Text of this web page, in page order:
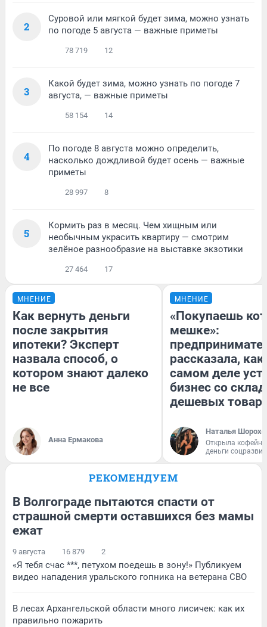
2
Суровой или мягкой будет зима, можно узнать
по погоде 5 августа — важные приметы
78 719 12
3
Какой будет зима, можно узнать по погоде 7
августа, — важные приметы
58 154 14
4
По погоде 8 августа можно определить,
насколько дождливой будет осень — важные
приметы
28 997 8
5
Кормить раз в месяц. Чем хищным или
необычным украсить квартиру — смотрим
зелёное разнообразие на выставке экзотики
27 464 17
МНЕНИЕ
Как вернуть деньги
после закрытия
ипотеки? Эксперт
назвала способ, о
котором знают далеко
не все
Анна Ермакова
МНЕНИЕ
«Покупаешь
мешке»:
рассказала, как
самом деле
бизнес со
дешевых
Наталья
Открыла
деньги
РЕКОМЕНДУЕМ
В Волгограде пытаются спасти от
страшной смерти оставшихся без мамы
ежат
9 августа 16 879 2
«Я тебя счас ***, петухом поедешь в зону!» Публикуем
видео нападения уральского гопника на ветерана СВО
В лесах Архангельской области много лисичек: как их
правильно пожарить